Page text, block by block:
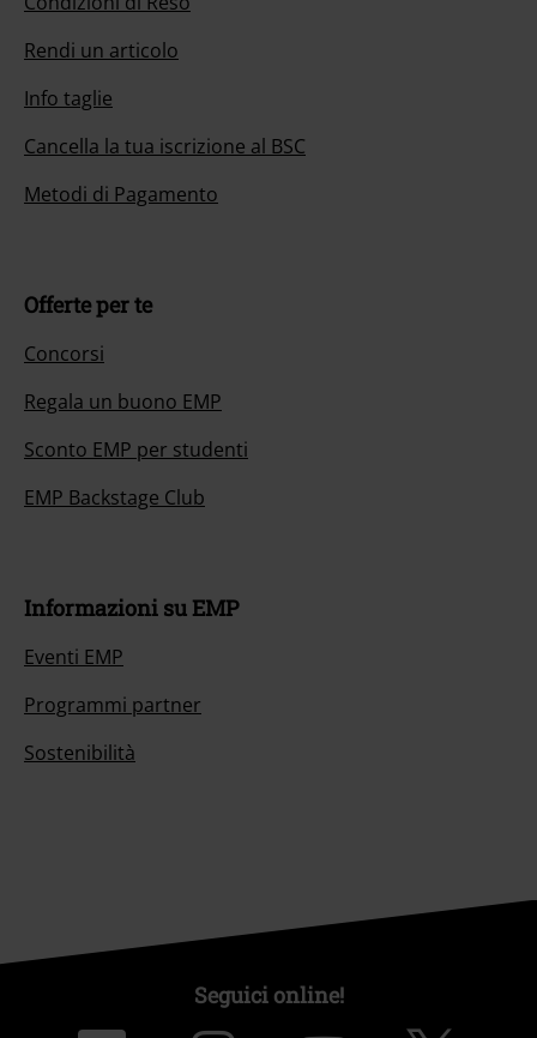
Rendi un articolo
Info taglie
Cancella la tua iscrizione al BSC
Metodi di Pagamento
Offerte per te
Concorsi
Regala un buono EMP
Sconto EMP per studenti
EMP Backstage Club
Informazioni su EMP
Eventi EMP
Programmi partner
Sostenibilità
Seguici online!